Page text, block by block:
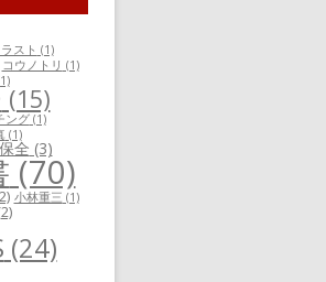
スト (1)
コウノトリ (1)
(15)
ング(1)
(1)
全 (3)
(70)
小林重三 (1)
(24)